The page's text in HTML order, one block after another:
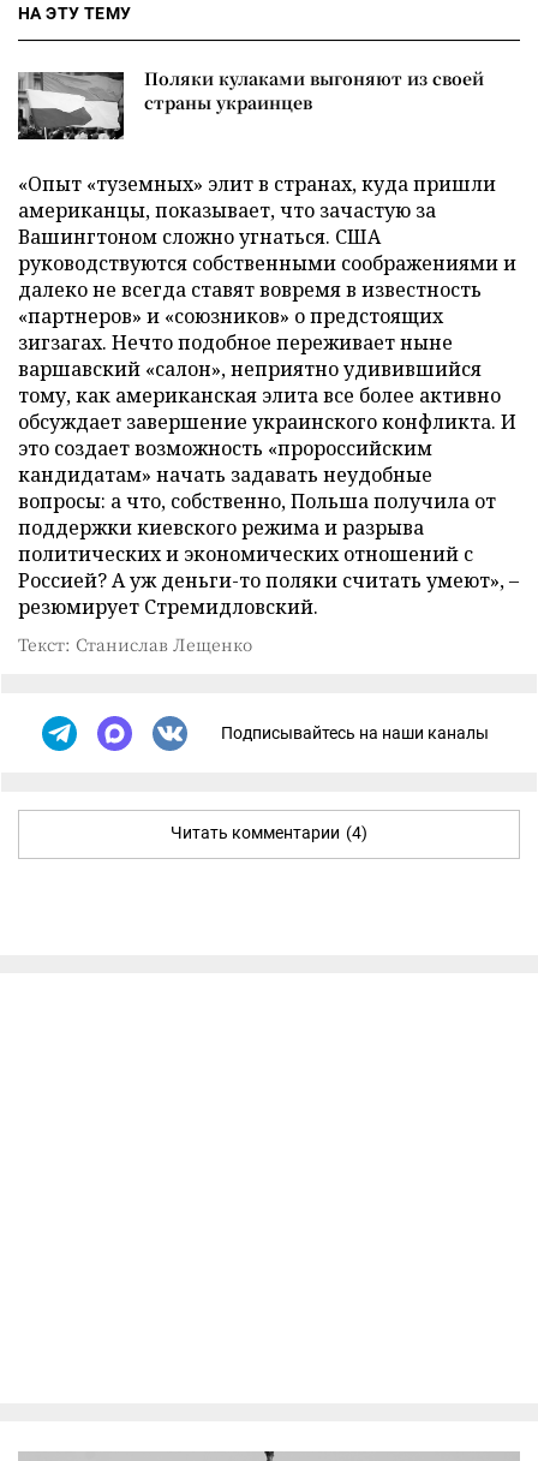
НА ЭТУ ТЕМУ
Поляки кулаками выгоняют из своей
страны украинцев
«Опыт «туземных» элит в странах, куда пришли
американцы, показывает, что зачастую за
Вашингтоном сложно угнаться. США
руководствуются собственными соображениями и
далеко не всегда ставят вовремя в известность
«партнеров» и «союзников» о предстоящих
зигзагах. Нечто подобное переживает ныне
варшавский «салон», неприятно удивившийся
тому, как американская элита все более активно
обсуждает завершение украинского конфликта. И
это создает возможность «пророссийским
кандидатам» начать задавать неудобные
вопросы: а что, собственно, Польша получила от
поддержки киевского режима и разрыва
политических и экономических отношений с
Россией? А уж деньги-то поляки считать умеют», –
резюмирует Стремидловский.
Текст: Станислав Лещенко
Подписывайтесь на наши каналы
Читать комментарии (4)